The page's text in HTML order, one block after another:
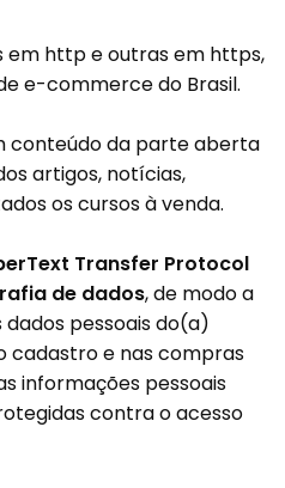
em http e outras em https,
e-commerce do Brasil.
conteúdo da parte aberta
artigos, notícias,
os cursos à venda.
Transfer Protocol
de dados, de modo a
pessoais do(a)
cadastro e nas compras
informações pessoais
contra o acesso